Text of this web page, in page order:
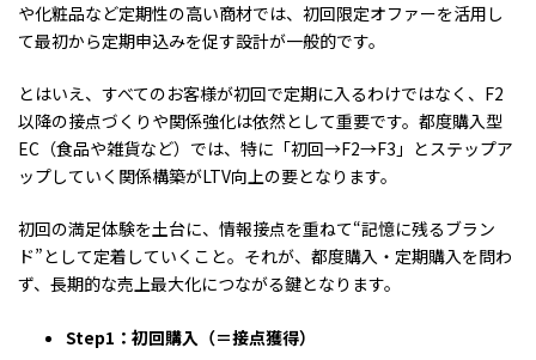
や化粧品など定期性の高い商材では、初回限定オファーを活用し
て最初から定期申込みを促す設計が一般的です。
とはいえ、すべてのお客様が初回で定期に入るわけではなく、F2
以降の接点づくりや関係強化は依然として重要です。都度購入型
EC（食品や雑貨など）では、特に「初回→F2→F3」とステップア
ップしていく関係構築がLTV向上の要となります。
初回の満足体験を土台に、情報接点を重ねて“記憶に残るブラン
ド”として定着していくこと。それが、都度購入・定期購入を問わ
ず、長期的な売上最大化につながる鍵となります。
Step1：初回購入（＝接点獲得）